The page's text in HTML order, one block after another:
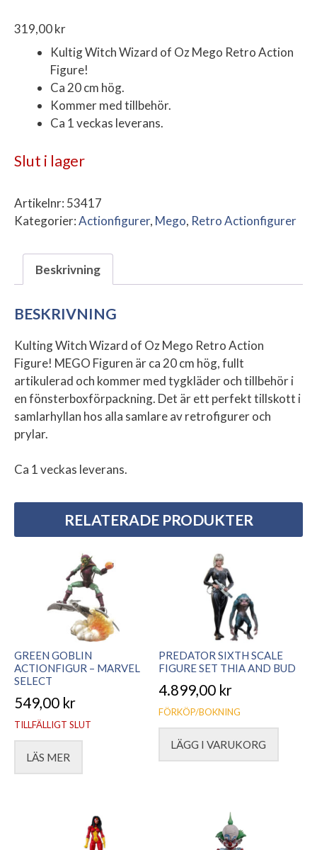
319,00kr
Kultig Witch Wizard of Oz Mego Retro Action
Figure!
Ca 20 cm hög.
Kommer med tillbehör.
Ca 1 veckas leverans.
Slut i lager
Artikelnr: 53417
Kategorier:Actionfigurer, Mego, Retro Actionfigurer
Beskrivning
BESKRIVNING
Kulting Witch Wizard of Oz Mego Retro Action
Figure! MEGO Figuren är ca 20 cm hög, fullt
artikulerad och kommer med tygkläder och tillbehör i
en fönsterboxförpackning. Det är ett perfekt tillskott i
samlarhyllan hos alla samlare av retrofigurer och
prylar.
Ca 1 veckas leverans.
RELATERADE PRODUKTER
GREEN GOBLIN
ACTIONFIGUR – MARVEL
SELECT
549,00 kr
TILLFÄLLIGT SLUT
LÄS MER
PREDATOR SIXTH SCALE
FIGURE SET THIA AND BUD
4.899,00 kr
FÖRKÖP/BOKNING
LÄGG I VARUKORG